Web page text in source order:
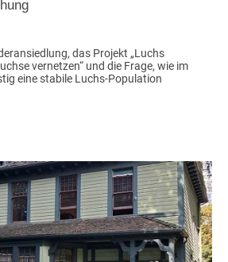
das Projekt „Luchs
vernetzen“ und die Frage, wie im
eine stabile Luchs-Population